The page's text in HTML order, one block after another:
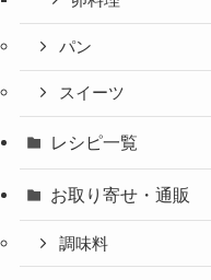
パン
スイーツ
レシピ一覧
お取り寄せ・通販
調味料